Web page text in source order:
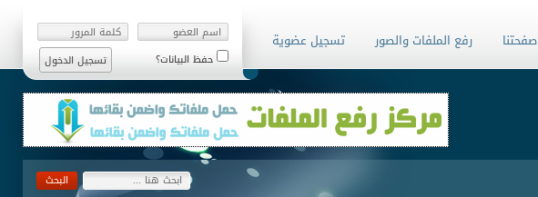
حفظ البيانات؟
صفحتنا رفع الملفات والصور تسجيل عضوية